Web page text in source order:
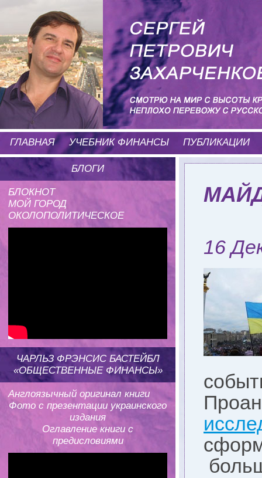
ГЛАВНАЯ УЧЕБНИК ФИНАНСЫ ПУБЛИКАЦИИ
БЛОГИ
БЛОКНОТ
МОЙ ГОРОД
ОКОЛОПОЛИТИЧЕСКОЕ
ЧАРЛЬЗ ФРЭНСИС БАСТЕЙБЛ
«ОБЩЕСТВЕННЫЕ ФИНАНСЫ»
Англоязычный оригинал книги
Фото с презентации украинского
издания
Оглавление книги с
предисловиями
16